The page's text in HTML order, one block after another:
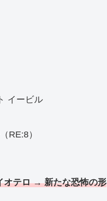
イービル
RE:8）
オテロ → 新たな恐怖の形